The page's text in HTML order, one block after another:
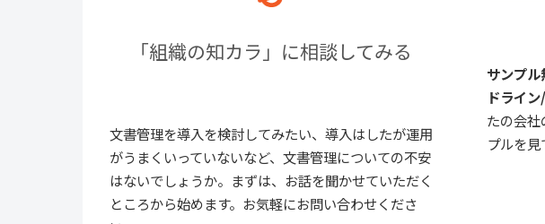
「組織の知カラ」に相談してみる
文書管理を導入を検討してみたい、導入はしたが運用
がうまくいっていないなど、文書管理についての不安
はないでしょうか。まずは、お話を聞かせていただく
ところから始めます。お気軽にお問い合わせくださ
サンプル
ドライ
たの会
プルを見